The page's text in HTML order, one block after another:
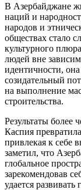
В Азербайджане
наций и
народов и
обществах стало
культурного
людей вне
идентичности,
созидательный
на выполнение
строительства.
Результаты более
Каспия
привлекая к себе
заметил, что
глобальное
зарекомендовав
удается